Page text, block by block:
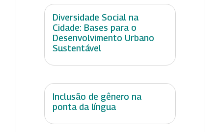
Diversidade Social na
Cidade: Bases para o
Desenvolvimento Urbano
Sustentável
Inclusão de gênero na
ponta da língua